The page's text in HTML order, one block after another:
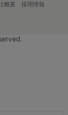
概要
採用情報